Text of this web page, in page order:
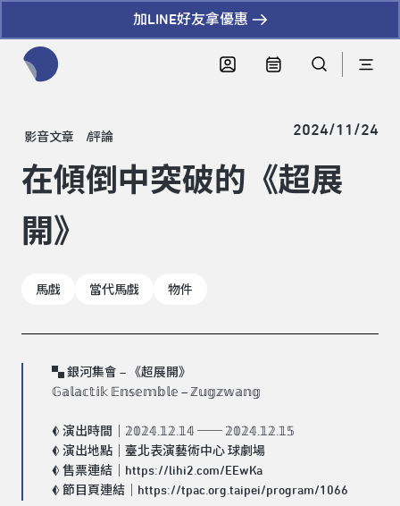
加LINE好友拿優惠
影音文章 評論 2024/11/24
在傾倒中突破的《超展
開》
馬戲 當代馬戲 物件
▚ 銀河集會 – 《超展開》
𝔾𝕒𝕝𝕒𝕔𝕥𝕚𝕜 𝔼𝕟𝕤𝕖𝕞𝕓𝕝𝕖 – ℤ𝕦𝕘𝕫𝕨𝕒𝕟𝕘
𖥑 演出時間｜𝟚𝟘𝟚𝟜.𝟙𝟚.𝟙𝟜 ── 𝟚𝟘𝟚𝟜.𝟙𝟚.𝟙𝟝
𖥑 演出地點｜臺北表演藝術中心 球劇場
𖥑 售票連結｜ https://lihi2.com/EEwKa
𖥑 節目頁連結｜ https://tpac.org.taipei/program/1066